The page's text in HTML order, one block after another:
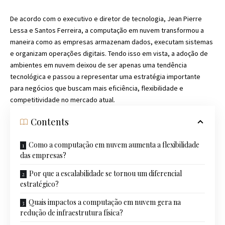
De acordo com o executivo e diretor de tecnologia, Jean Pierre
Lessa e Santos Ferreira, a computação em nuvem transformou a
maneira como as empresas armazenam dados, executam sistemas
e organizam operações digitais. Tendo isso em vista, a adoção de
ambientes em nuvem deixou de ser apenas uma tendência
tecnológica e passou a representar uma estratégia importante
para negócios que buscam mais eficiência, flexibilidade e
competitividade no mercado atual.
Contents
Como a computação em nuvem aumenta a flexibilidade
das empresas?
Por que a escalabilidade se tornou um diferencial
estratégico?
Quais impactos a computação em nuvem gera na
redução de infraestrutura física?